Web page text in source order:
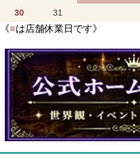
30
31
《■は店舗休業日です》